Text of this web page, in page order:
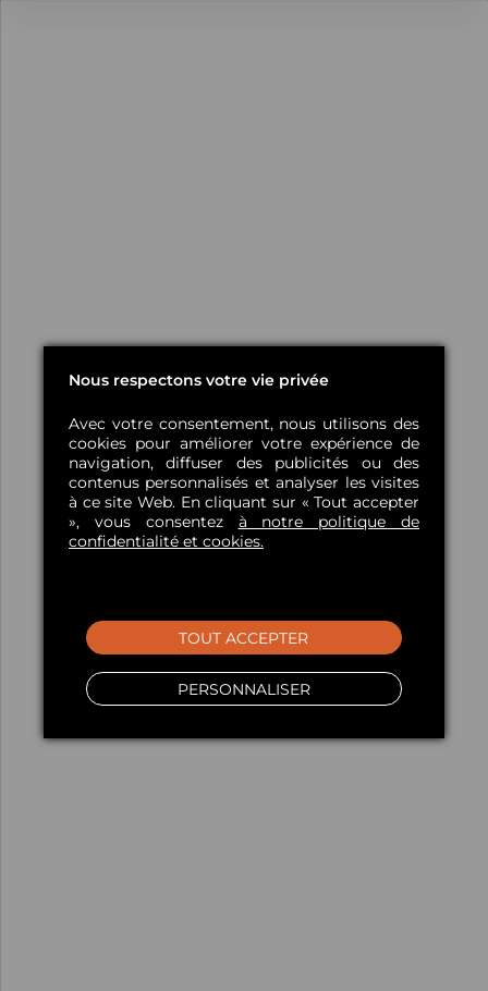
Nous respectons votre vie privée
Avec votre consentement, nous utilisons des
cookies pour améliorer votre expérience de
navigation, diffuser des publicités ou des
contenus personnalisés et analyser les visites
à ce site Web. En cliquant sur « Tout accepter
», vous consentez à notre politique de
confidentialité et cookies.
PERSONNALISER
TOUT ACCEPTER